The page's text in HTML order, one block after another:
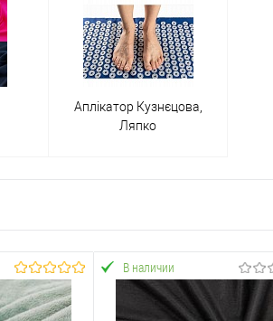
Аплікатор Кузнєцова,
Ляпко
В наличии